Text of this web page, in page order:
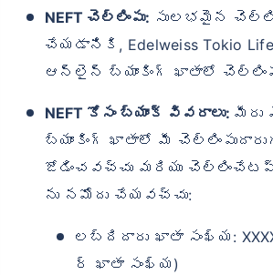
NEFT చెల్లింపు: సులభమైన
చేయడానికి, Edelweiss Tokio
ఆన్‌లైన్ బ్యాంకింగ్ ఖాతాలో
NEFT కోసం బ్యాంక్ వివరాలు:
బ్యాంకింగ్ ఖాతాలో మీ
జోడించవచ్చు మరియు
ను నమోదు చేయవచ్చు:
లబ్దిదారు ఖాతా సంఖ్య:
ర్ ఖాతా సంఖ్య)